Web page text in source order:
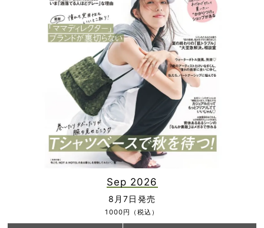
Sep 2026
8月7日発売
1000円（税込）